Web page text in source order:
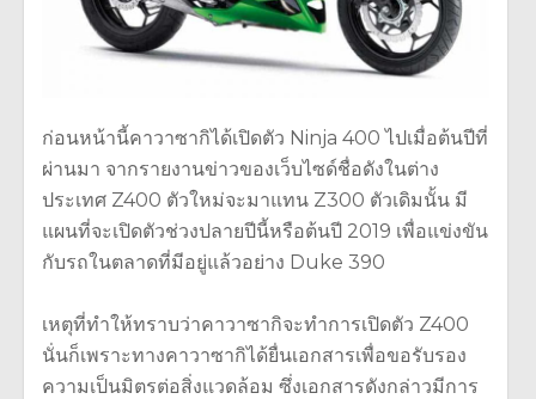
ก่อนหน้านี้คาวาซากิได้เปิดตัว Ninja 400 ไปเมื่อต้นปีที่
ผ่านมา จากรายงานข่าวของเว็บไซด์ชื่อดังในต่าง
ประเทศ Z400 ตัวใหม่จะมาแทน Z300 ตัวเดิมนั้น มี
แผนที่จะเปิดตัวช่วงปลายปีนี้หรือต้นปี 2019 เพื่อแข่งขัน
กับรถในตลาดที่มีอยู่แล้วอย่าง Duke 390
เหตุที่ทำให้ทราบว่าคาวาซากิจะทำการเปิดตัว Z400
นั่นก็เพราะทางคาวาซากิได้ยื่นเอกสารเพื่อขอรับรอง
ความเป็นมิตรต่อสิ่งแวดล้อม ซึ่งเอกสารดังกล่าวมีการ